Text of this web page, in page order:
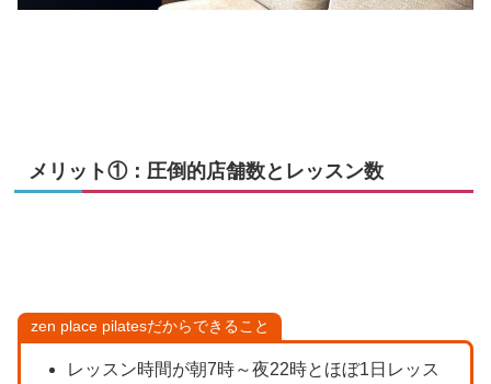
メリット①：圧倒的店舗数とレッスン数
zen place pilatesだからできること
レッスン時間が朝7時～夜22時とほぼ1日レッス